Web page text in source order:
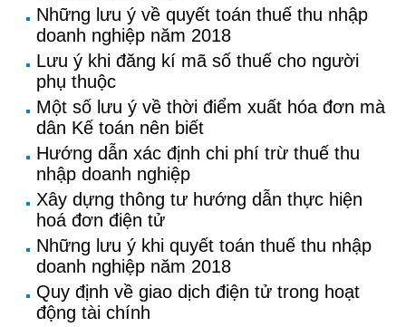
Những lưu ý về quyết toán thuế thu nhập
doanh nghiệp năm 2018
Lưu ý khi đăng kí mã số thuế cho người
phụ thuộc
Một số lưu ý về thời điểm xuất hóa đơn mà
dân Kế toán nên biết
Hướng dẫn xác định chi phí trừ thuế thu
nhập doanh nghiệp
Xây dựng thông tư hướng dẫn thực hiện
hoá đơn điện tử
Những lưu ý khi quyết toán thuế thu nhập
doanh nghiệp năm 2018
Quy định về giao dịch điện tử trong hoạt
động tài chính